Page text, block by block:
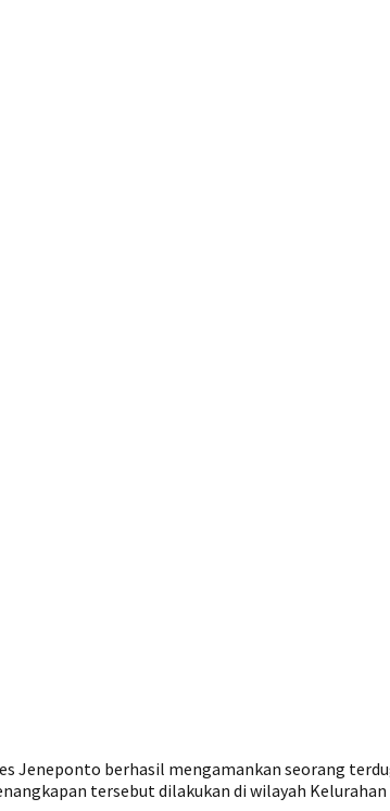
Jeneponto berhasil mengamankan seorang
tersebut dilakukan di wilayah